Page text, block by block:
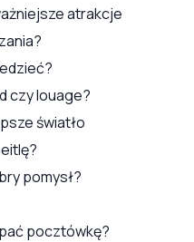
atrakcje
czy louage?
światło
pomysł?
pocztówkę?